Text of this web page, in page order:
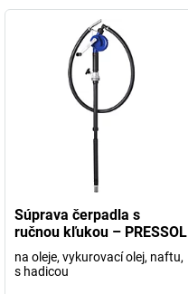
Súprava čerpadla s
ručnou kľukou – PRESSOL
na oleje, vykurovací olej, naftu,
s hadicou